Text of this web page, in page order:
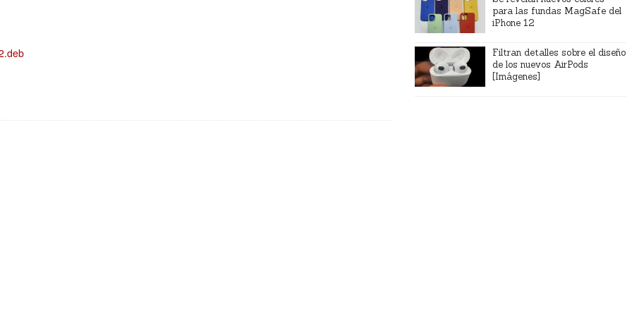
para las fundas MagSafe del
iPhone 12
Filtran detalles sobre el diseño
de los nuevos AirPods
[Imágenes]